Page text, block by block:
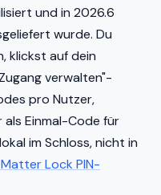
und in 2026.6
wurde. Du
klickst auf dein
verwalten"-
pro Nutzer,
Einmal-Code für
im Schloss, nicht in
Lock PIN-